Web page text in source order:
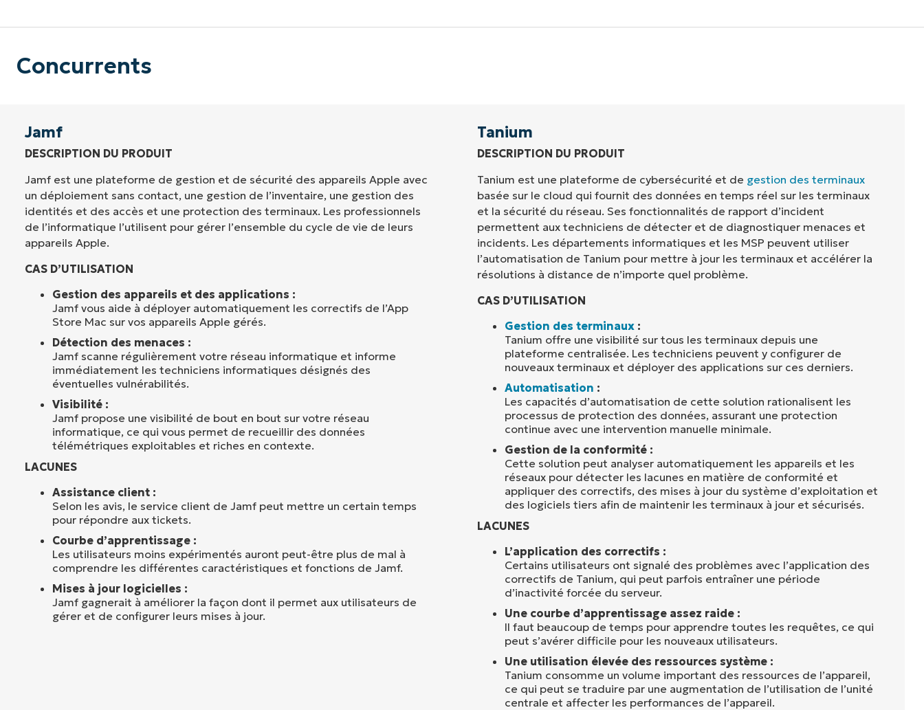
Concurrents
Jamf
DESCRIPTION DU PRODUIT
Jamf est une plateforme de gestion et de sécurité des appareils Apple avec
un déploiement sans contact, une gestion de l’inventaire, une gestion des
identités et des accès et une protection des terminaux. Les professionnels
de l’informatique l’utilisent pour gérer l’ensemble du cycle de vie de leurs
appareils Apple.
CAS D’UTILISATION
Gestion des appareils et des applications :
Jamf vous aide à déployer automatiquement les correctifs de l’App
Store Mac sur vos appareils Apple gérés.
Détection des menaces :
Jamf scanne régulièrement votre réseau informatique et informe
immédiatement les techniciens informatiques désignés des
éventuelles vulnérabilités.
Visibilité :
Jamf propose une visibilité de bout en bout sur votre réseau
informatique, ce qui vous permet de recueillir des données
télémétriques exploitables et riches en contexte.
LACUNES
Assistance client :
Selon les avis, le service client de Jamf peut mettre un certain temps
pour répondre aux tickets.
Courbe d’apprentissage :
Les utilisateurs moins expérimentés auront peut-être plus de mal à
comprendre les différentes caractéristiques et fonctions de Jamf.
Mises à jour logicielles :
Jamf gagnerait à améliorer la façon dont il permet aux utilisateurs de
gérer et de configurer leurs mises à jour.
Tanium
DESCRIPTION DU PRODUIT
Tanium est une plateforme de cybersécurité et de gestion des terminaux
basée sur le cloud qui fournit des données en temps réel sur les terminaux
et la sécurité du réseau. Ses fonctionnalités de rapport d’incident
permettent aux techniciens de détecter et de diagnostiquer menaces et
incidents. Les départements informatiques et les MSP peuvent utiliser
l’automatisation de Tanium pour mettre à jour les terminaux et accélérer la
résolutions à distance de n’importe quel problème.
CAS D’UTILISATION
Gestion des terminaux :
Tanium offre une visibilité sur tous les terminaux depuis une
plateforme centralisée. Les techniciens peuvent y configurer de
nouveaux terminaux et déployer des applications sur ces derniers.
Automatisation :
Les capacités d’automatisation de cette solution rationalisent les
processus de protection des données, assurant une protection
continue avec une intervention manuelle minimale.
Gestion de la conformité :
Cette solution peut analyser automatiquement les appareils et les
réseaux pour détecter les lacunes en matière de conformité et
appliquer des correctifs, des mises à jour du système d’exploitation et
des logiciels tiers afin de maintenir les terminaux à jour et sécurisés.
LACUNES
L’application des correctifs :
Certains utilisateurs ont signalé des problèmes avec l’application des
correctifs de Tanium, qui peut parfois entraîner une période
d’inactivité forcée du serveur.
Une courbe d’apprentissage assez raide :
Il faut beaucoup de temps pour apprendre toutes les requêtes, ce qui
peut s’avérer difficile pour les nouveaux utilisateurs.
Une utilisation élevée des ressources système :
Tanium consomme un volume important des ressources de l’appareil,
ce qui peut se traduire par une augmentation de l’utilisation de l’unité
centrale et affecter les performances de l’appareil.
Company